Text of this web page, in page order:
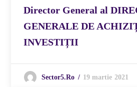
Director General al
GENERALE DE
INVESTIȚII
Sector5.ro 19 martie 2021